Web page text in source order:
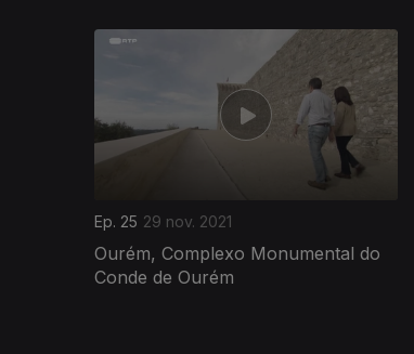
Ep. 25 29 nov. 2021
Ourém, Complexo Monumental do
Conde de Ourém
587029